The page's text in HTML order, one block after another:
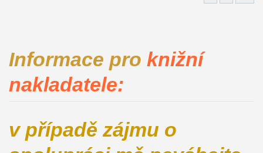
Informace pro knižní
nakladatele:
v případě zájmu o